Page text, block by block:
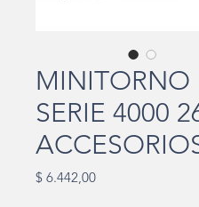
MINITORNO
SERIE 4000
$ 6.442,00Precio